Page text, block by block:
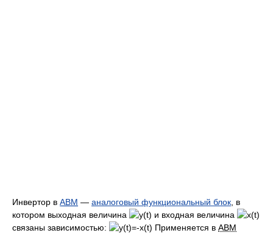
Инвертор в АВМ — аналоговый функциональный блок , в
котором выходная величина
и входная величина
связаны зависимостью:
Применяется в АВМ